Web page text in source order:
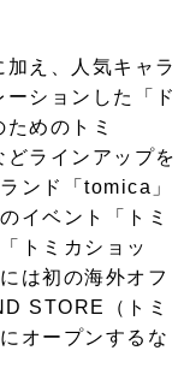
え、人気キャラ
ションした「ド
めのトミ
どラインアップを
ンド「tomica」
イベント「トミ
トミカショッ
は初の海外オフ
STORE（トミ
オープンするな